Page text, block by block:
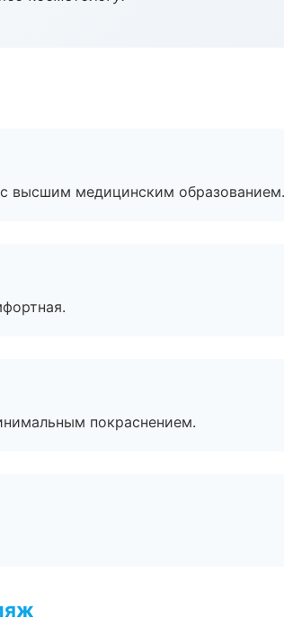
высшим медицинским образованием.
покраснением.